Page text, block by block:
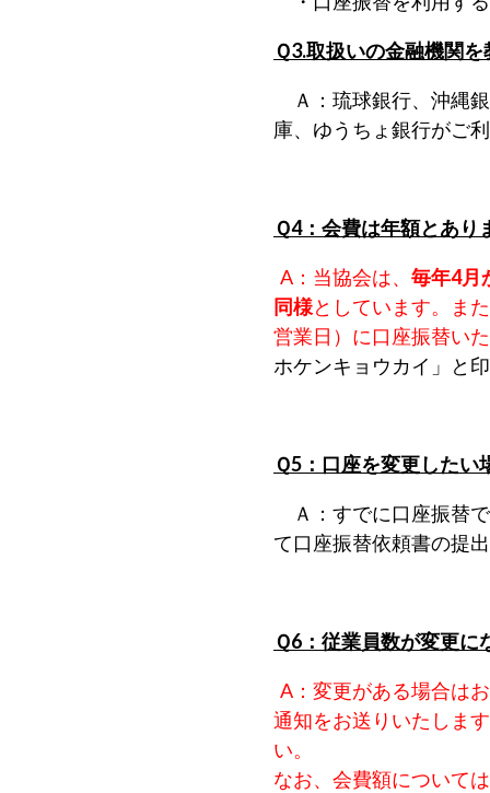
Ｑ3.取扱いの金融機関
Ａ：琉球銀行、沖縄
庫、ゆうちょ銀行がご
Ｑ4：会費は年額とあ
A：当協会は、 毎年4月
同様としています。ま
営業日）に口座振替い
ホケンキョウカイ」と
Ｑ5：口座を変更した
Ａ：すでに口座振替
て口座振替依頼書の提
Ｑ6：従業員数が変更
A：変更がある場合は
通知をお送りいたしま
い。
なお、会費額については